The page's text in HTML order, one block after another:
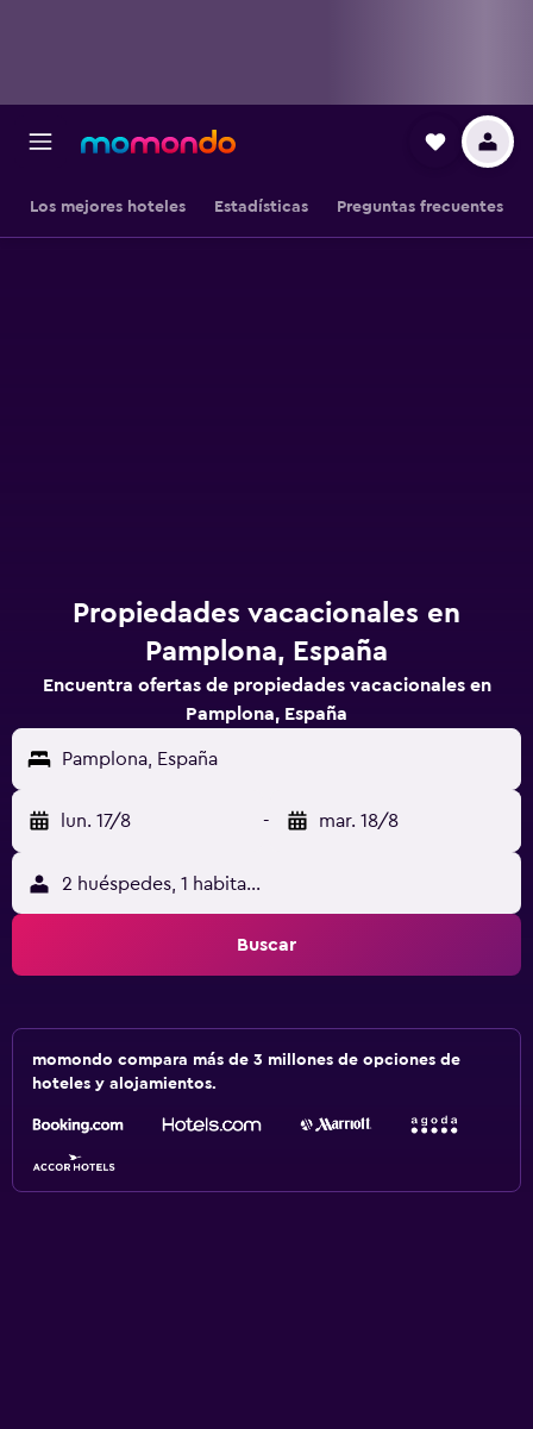
Los mejores hoteles Estadísticas Preguntas frecuentes
Propiedades vacacionales en
Pamplona, España
Encuentra ofertas de propiedades vacacionales en
Pamplona, España
Pamplona, España
lun. 17/8 - mar. 18/8
2 huéspedes, 1 habitación
Buscar
momondo compara más de 3 millones de opciones de
hoteles y alojamientos.